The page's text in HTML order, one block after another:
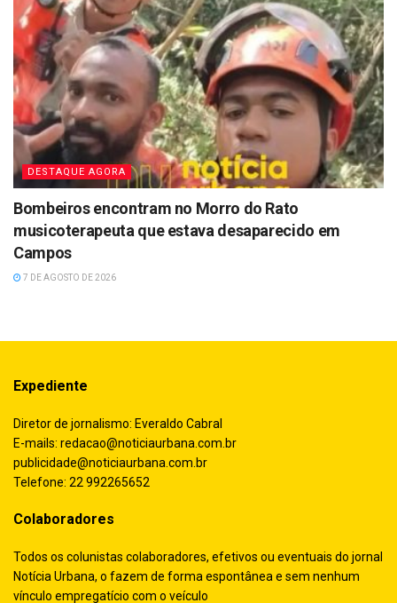
DESTAQUE AGORA
Bombeiros encontram no Morro do Rato
musicoterapeuta que estava desaparecido em
Campos
7 DE AGOSTO DE 2026
Expediente
Diretor de jornalismo: Everaldo Cabral
E-mails: redacao@noticiaurbana.com.br
publicidade@noticiaurbana.com.br
Telefone: 22 992265652
Colaboradores
Todos os colunistas colaboradores, efetivos ou eventuais do jornal
Notícia Urbana, o fazem de forma espontânea e sem nenhum
vínculo empregatício com o veículo